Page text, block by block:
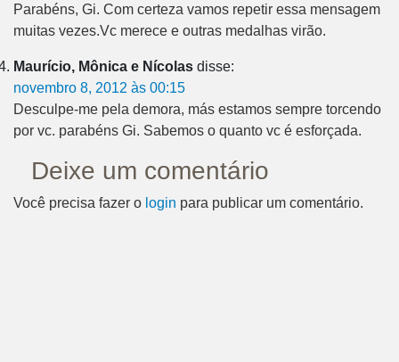
Parabéns, Gi. Com certeza vamos repetir essa mensagem
muitas vezes.Vc merece e outras medalhas virão.
Maurício, Mônica e Nícolas disse:
novembro 8, 2012 às 00:15
Desculpe-me pela demora, más estamos sempre torcendo
por vc. parabéns Gi. Sabemos o quanto vc é esforçada.
Deixe um comentário
Você precisa fazer o login para publicar um comentário.